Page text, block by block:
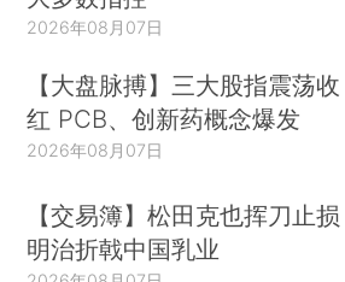
2026年08月07日
【大盘脉搏】三大股指震荡收
红 PCB、创新药概念爆发
2026年08月07日
【交易簿】松田克也挥刀止损
明治折戟中国乳业